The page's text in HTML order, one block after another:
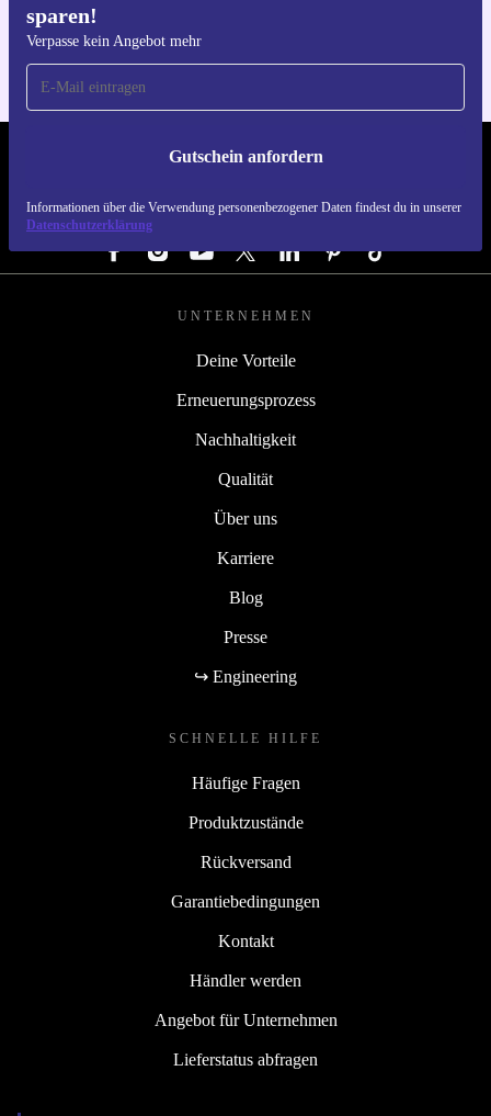
sparen!
Verpasse kein Angebot mehr
Gutschein anfordern
Informationen über die Verwendung personenbezogener Daten findest du in unserer
Datenschutzerklärung
REFURBED DEUTSCHLAND - RETHINK NEW.
FOLGE UNS
UNTERNEHMEN
Deine Vorteile
Erneuerungsprozess
Nachhaltigkeit
Qualität
Über uns
Karriere
Blog
Presse
↪ Engineering
SCHNELLE HILFE
Häufige Fragen
Produktzustände
Rückversand
Garantiebedingungen
Kontakt
Händler werden
Angebot für Unternehmen
Lieferstatus abfragen